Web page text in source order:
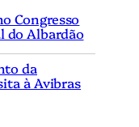
Congresso
do Albardão
da
à Avibras